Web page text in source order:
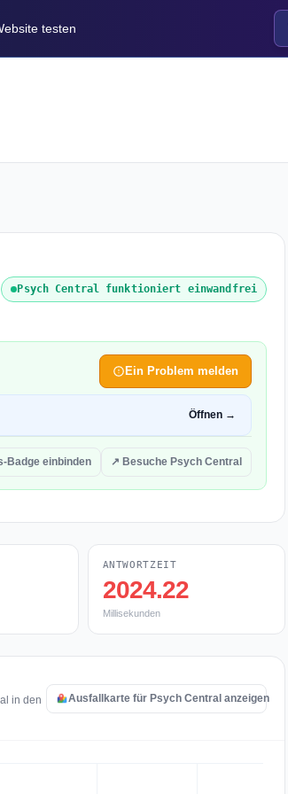
testen
Psych Central funktioniert einwandfrei
Ein Problem melden
Öffnen →
Badge einbinden ↗ Besuche Psych Central
ANTWORTZEIT
2024.22
Millisekunden
in den
Ausfallkarte für Psych Central anzeigen